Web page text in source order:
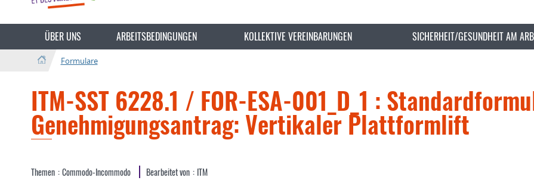
wechseln
ÜBER UNS ARBEITSBEDINGUNGEN KOLLEKTIVE VEREINBARUNGEN SICHERHEIT/GESUNDHEIT AM
Formulare
ITM-SST 6228.1 / FOR-ESA-001_D_1 :
Genehmigungsantrag: Vertikaler Plattformlift
Themen Commodo-Incommodo Bearbeitet von ITM